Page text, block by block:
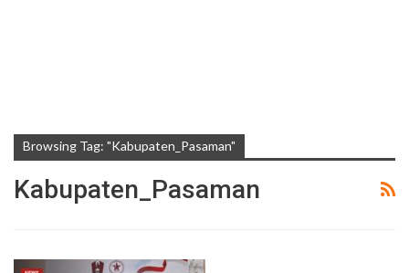
Browsing Tag: "Kabupaten_Pasaman"
Kabupaten_Pasaman